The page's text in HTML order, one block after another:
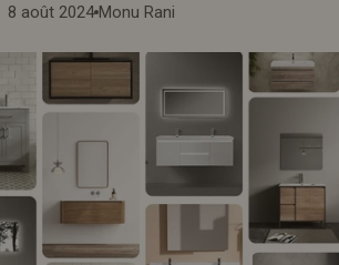
8 août 2024 Monu Rani